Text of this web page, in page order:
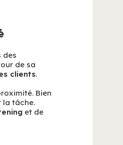
des
de sa
clients.
Bien
la tâche.
et de